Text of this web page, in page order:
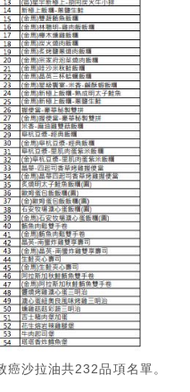
沙拉油共232品項名單。